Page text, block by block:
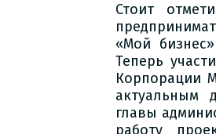
Стоит
«Мой
Теперь
Корпорации
актуальным
главы
работу